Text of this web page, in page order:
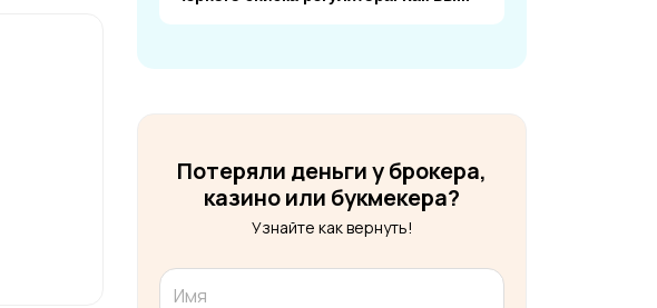
Потеряли деньги у брокера,
казино или букмекера?
Узнайте как вернуть!